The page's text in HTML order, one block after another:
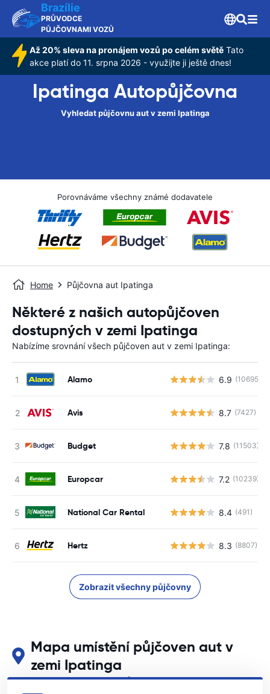
Brazílie
PRŮVODCE
PŮJČOVNAMI VOZŮ
Až 20% sleva na pronájem vozů po celém světě Tato
akce platí do 11. srpna 2026 - využijte ji ještě dnes!
Ipatinga Autopůjčovna
Vyhledat půjčovnu aut v zemi Ipatinga
Porovnáváme všechny známé dodavatele
Home Půjčovna aut Ipatinga
Některé z našich autopůjčoven
dostupných v zemi Ipatinga
Nabízíme srovnání všech půjčoven aut v zemi Ipatinga:
Alamo 6.9 (10695)
Avis 8.7 (7427)
Budget 7.8 (11503)
Europcar 7.2 (10239)
National Car Rental 8.4 (491)
Hertz 8.3 (8807)
Zobrazit všechny půjčovny
Mapa umístění půjčoven aut v
zemi Ipatinga
Podívejte se na naše hlavní půjčovny aut v zemi Ipatinga